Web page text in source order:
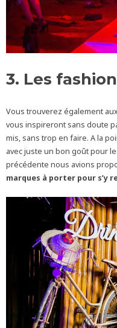
3. Les
Vous trouverez également
vous inspireront sans doute
mis, sans trop en faire. A la
avec juste un bon goût pour
précédente nous avions
marques à porter pour s’y